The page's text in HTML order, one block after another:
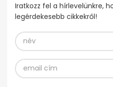
Iratkozz fel a hírlevelünkre,
legérdekesebb cikkekről!